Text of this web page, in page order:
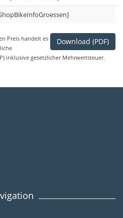
Download (PDF)
Preis handelt es
inklusive gesetzlicher Mehrwertsteuer.